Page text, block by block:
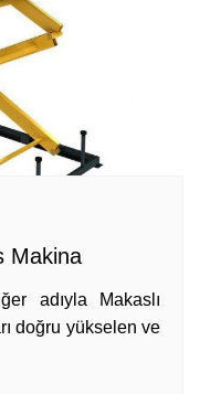
Makina
adıyla Makaslı
doğru yükselen ve